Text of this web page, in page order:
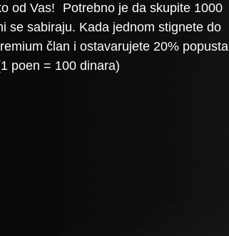
od Vas! Potrebno je da skupite 1000
se sabiraju. Kada jednom stignete do
član i ostavarujete 20% popusta
poen = 100 dinara)